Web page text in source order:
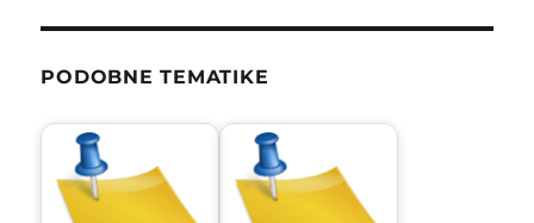
PODOBNE TEMATIKE